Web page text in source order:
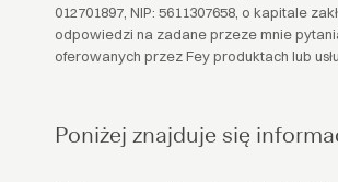
012701897, NIP: 5611307658, o kapitale
odpowiedzi na zadane przeze mnie
oferowanych przez Fey produktach lub
Poniżej znajduje się